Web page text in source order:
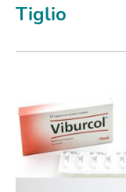
Tiglio